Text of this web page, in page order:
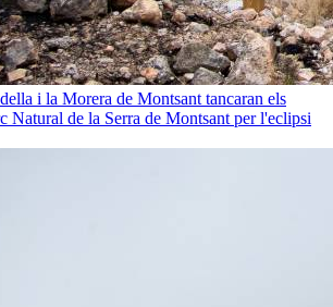
i la Morera de Montsant tancaran els
Natural de la Serra de Montsant per l'eclipsi